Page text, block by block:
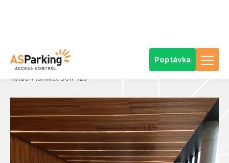
AS Parking Výrobky
Přístupové a vstupenkové systémy
Komponenty přístupových a vstupenkových systémů
Vstupní turnikety
Vstupní branky a rotační turnikety
Rotační turniket SGR-120